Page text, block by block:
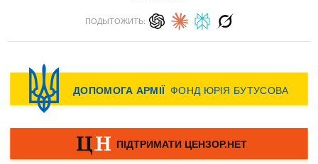
ПОДЫТОЖИТЬ: